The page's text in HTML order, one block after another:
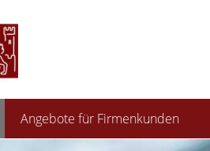
Angebote für Firmenkunden